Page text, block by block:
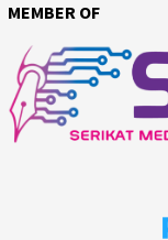
MEMBER OF